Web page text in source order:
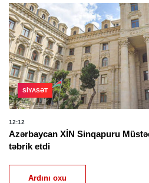
SIYASƏT
12:12
Azərbaycan XİN Sinqapuru
təbrik etdi
Ardını oxu